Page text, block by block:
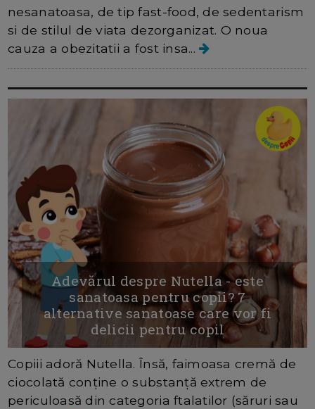
nesanatoasa, de tip fast-food, de sedentarism
si de stilul de viata dezorganizat. O noua
cauza a obezitatii a fost insa...
Adevărul despre Nutella - este
sanatoasa pentru copii? 7
alternative sanatoase care vor fi
delicii pentru copil
Copiii adoră Nutella. Însă, faimoasa cremă de
ciocolată conține o substanță extrem de
periculoasă din categoria ftalatilor (săruri sau